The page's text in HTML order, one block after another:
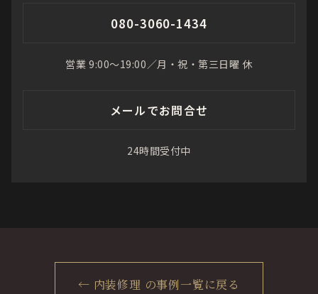
080-3060-1434
営業 9:00〜19:00／月・祝・第三日曜 休
メールでお問合せ
24時間受付中
← 内装修理 の事例一覧に戻る